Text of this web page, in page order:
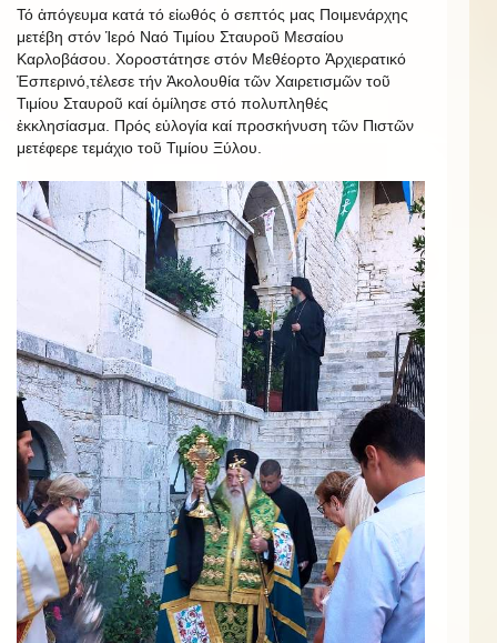
Τό ἀπόγευμα κατά τό εἰωθός ὁ σεπτός μας Ποιμενάρχης
μετέβη στόν Ἱερό Ναό Τιμίου Σταυροῦ Μεσαίου
Καρλοβάσου. Χοροστάτησε στόν Μεθέορτο Ἀρχιερατικό
Ἐσπερινό,τέλεσε τήν Ἀκολουθία τῶν Χαιρετισμῶν τοῦ
Τιμίου Σταυροῦ καί ὁμίλησε στό πολυπληθές
ἐκκλησίασμα. Πρός εὐλογία καί προσκήνυση τῶν Πιστῶν
μετέφερε τεμάχιο τοῦ Τιμίου Ξύλου.